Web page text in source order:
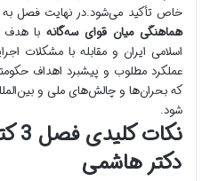
خاص تأکید می‌شود.در نهایت فصل
هماهنگی میان قوای سه‌گانهبا هدف
اسلامی ایران و مقابله با مشکلات
عملکرد مطلوب و پیشبرد اهداف
که بحران‌ها و چالش‌های ملی و
شود.
دکتر هاشمی